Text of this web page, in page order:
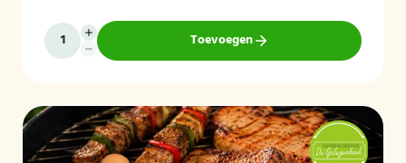
Toevoegen